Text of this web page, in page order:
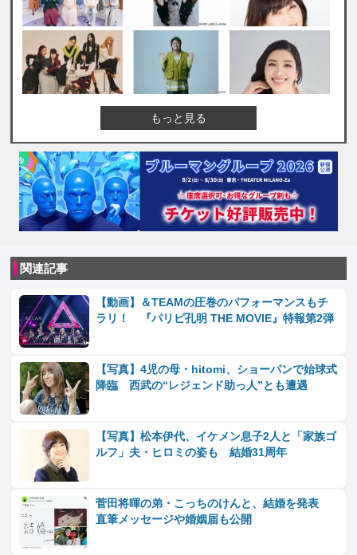
もっと見る
関連記事
【動画】＆TEAMの圧巻のパフォーマンスもチ
ラリ！ 『パリピ孔明 THE MOVIE』特報第2弾
【写真】4児の母・hitomi、ショーパンで始球式
降臨 西武の“レジェンド助っ人”とも遭遇
【写真】松本伊代、イケメン息子2人と「家族ゴ
ルフ」夫・ヒロミの姿も 結婚31周年
菅田将暉の弟・こっちのけんと、結婚を発表
直筆メッセージや婚姻届も公開